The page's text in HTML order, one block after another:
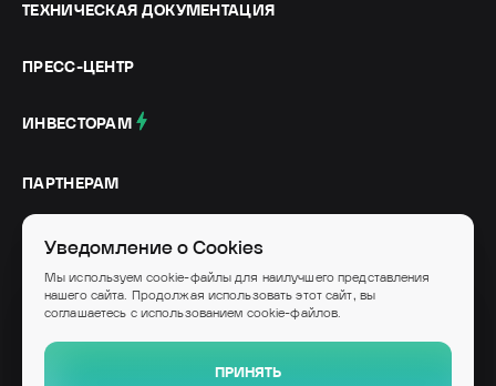
ТЕХНИЧЕСКАЯ ДОКУМЕНТАЦИЯ
ПРЕСС-ЦЕНТР
ИНВЕСТОРАМ
ПАРТНЕРАМ
СОЦИАЛЬНЫЕ СЕТИ
© IVA Technologies, 2026
Высокотехнологичное ИТ-оборудование и программное обеспечение российского
Уведомление о Cookies
Мы используем cookie-файлы для наилучшего представления
нашего сайта. Продолжая использовать этот сайт, вы
соглашаетесь с использованием cookie-файлов.
ПРИНЯТЬ